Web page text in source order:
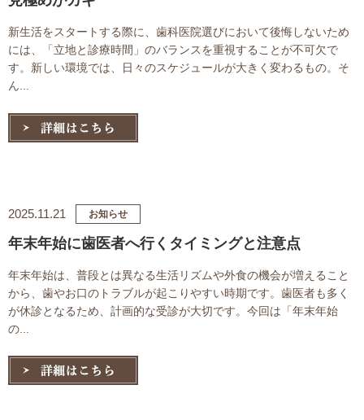
新生活をスタートする際に、歯科医院選びにおいて後悔しないため
には、「立地と診療時間」のバランスを重視することが不可欠で
す。新しい環境では、日々のスケジュールが大きく変わるもの。そ
ん...
2025.11.21 お知らせ
年末年始に歯医者へ行くタイミングと注意点
年末年始は、普段とは異なる生活リズムや外食の機会が増えること
から、歯やお口のトラブルが起こりやすい時期です。歯医者も多く
が休診となるため、計画的な受診が大切です。今回は「年末年始
の...